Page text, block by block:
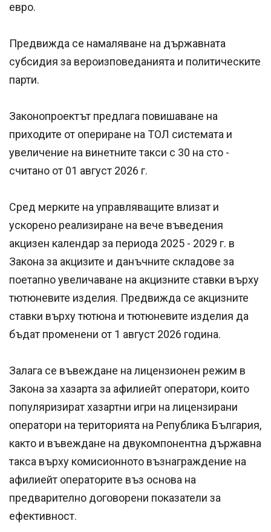
евро.
Предвижда се намаляване на държавната
субсидия за вероизповеданията и политическите
парти.
Законопроектът предлага повишаване на
приходите от опериране на ТОЛ системата и
увеличение на винетните такси с 30 на сто -
считано от 01 август 2026 г.
Сред мерките на управляващите влизат и
ускорено реализиране на вече въведения
акцизен календар за периода 2025 - 2029 г. в
Закона за акцизите и данъчните складове за
поетапно увеличаване на акцизните ставки върху
тютюневите изделия. Предвижда се акцизните
ставки върху тютюна и тютюневите изделия да
бъдат променени от 1 август 2026 година.
Залага се въвеждане на лицензионен режим в
Закона за хазарта за афилиейт оператори, които
популяризират хазартни игри на лицензирани
оператори на територията на Република България,
както и въвеждане на двукомпонентна държавна
такса върху комисионното възнаграждение на
афилиейт операторите въз основа на
предварително договорени показатели за
ефективност.